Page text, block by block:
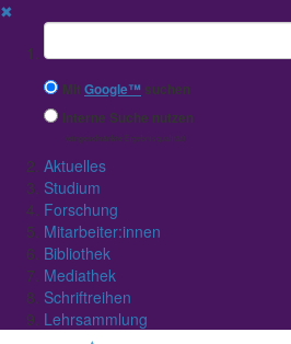
✖
Suchbegriff
MitGoogle™ suchen
Interne Suche nutzen
(eingeschränkte Ergebnisqualität)
Aktuelles
Studium
Forschung
Mitarbeiter:innen
Bibliothek
Mediathek
Schriftreihen
Lehrsammlung